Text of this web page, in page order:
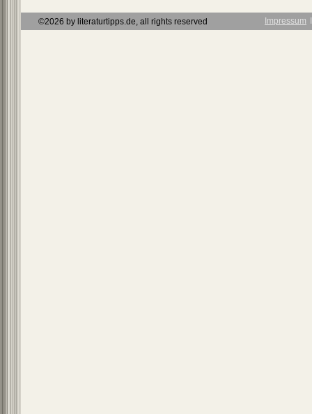
©2026 by literaturtipps.de, all rights reserved Impressum